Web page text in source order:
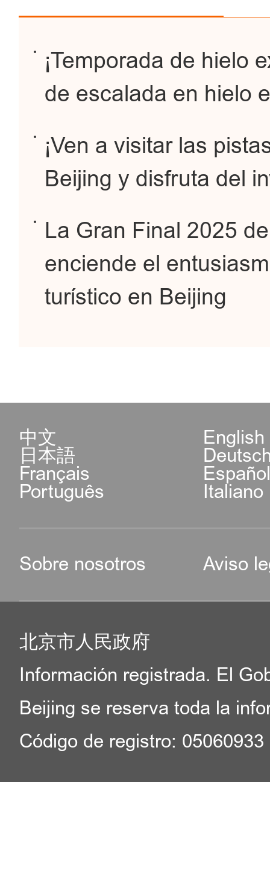
¡Temporada de hielo
de escalada en hielo
¡Ven a visitar las
Beijing y disfruta del
La Gran Final 2025
enciende el
turístico en Beijing
中文 English
日本語
Français
Português Italiano
Sobre nosotros Aviso
北京市人民政府
Información registrada. El
Beijing se reserva toda la
Código de registro: 05060933